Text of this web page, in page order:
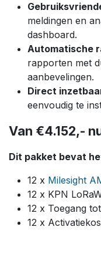
meldingen en
dashboard.
Automatische
rapporten met
aanbevelingen.
Direct
eenvoudig te
Van €4.152,-
Dit pakket bevat
12 x Milesight
12 x KPN
12 x Toegang
12 x